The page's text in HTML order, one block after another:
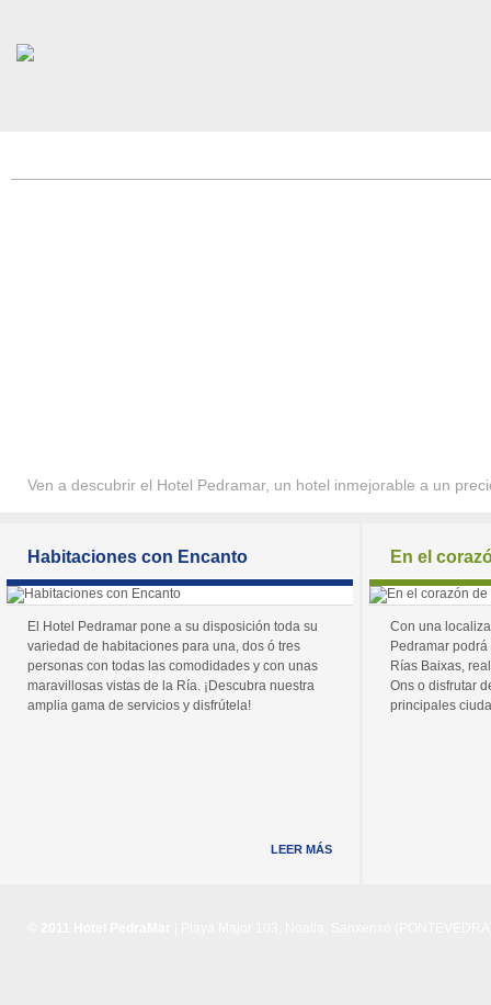
Ven a descubrir el Hotel Pedramar, un hotel inmejorable a un
Habitaciones con Encanto
El Hotel Pedramar pone a su disposición toda su
variedad de habitaciones para una, dos ó tres
personas con todas las comodidades y con unas
maravillosas vistas de la Ría. ¡Descubra nuestra
amplia gama de servicios y disfrútela!
LEER MÁS
En el
Con una
Pedramar
Rías Baixas,
Ons o disfrutar
principales